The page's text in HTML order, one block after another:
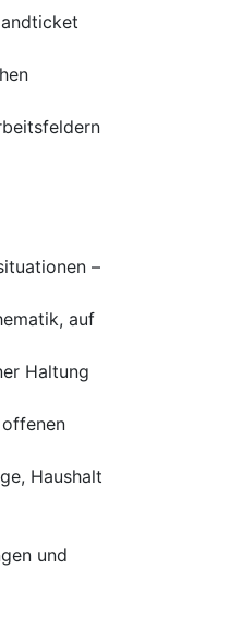
–
auf
Haltung
Haushalt
und